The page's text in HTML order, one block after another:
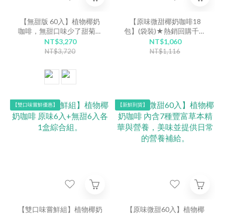
【無甜版 60入】植物椰奶
咖啡，無甜口味少了甜菊，
多了拿鐵咖啡味的香醇口
感，獻給忠於原味的你。
NT$3,270
NT$3,720
【原味微甜椰奶咖啡18
包】(袋裝)★熱銷回購千萬
包的明星商品，無添加砂
糖，低甜度、低咖啡因，素
NT$1,060
NT$1,116
【雙口味嘗鮮優惠】
【雙口味嘗鮮組】植物椰奶
【新鮮到貨】
【原味微甜60入】植物椰